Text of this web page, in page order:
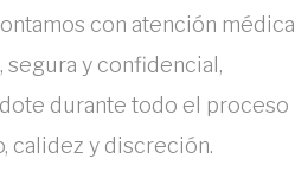
con atención médica
segura y confidencial,
durante todo el proceso
calidez y discreción.